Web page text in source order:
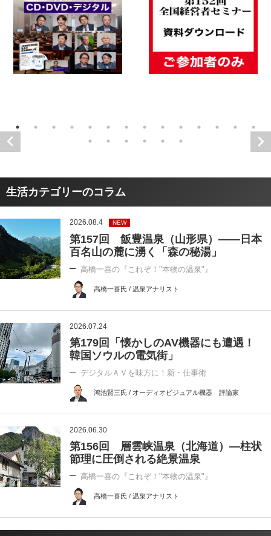
生活カテゴリーのコラム
2026.08.4 NEW
第157回 飯豊温泉（山形県）――日本
百名山の麓に湧く「森の秘湯」
高橋一喜の『これぞ！"本物の温泉"』
高橋一喜氏 / 温泉アナリスト
2026.07.24
第179回「懐かしのAV機器にも遭遇！
韓国ソウルの電気街」
デジタルＡＶを味方に！新・仕事術
鴻池賢三氏 / オーディオビジュアル機器 評論家
2026.06.30
第156回 層雲峡温泉（北海道）―柱状
節理に圧倒される絶景温泉
高橋一喜の『これぞ！"本物の温泉"』
高橋一喜氏 / 温泉アナリスト